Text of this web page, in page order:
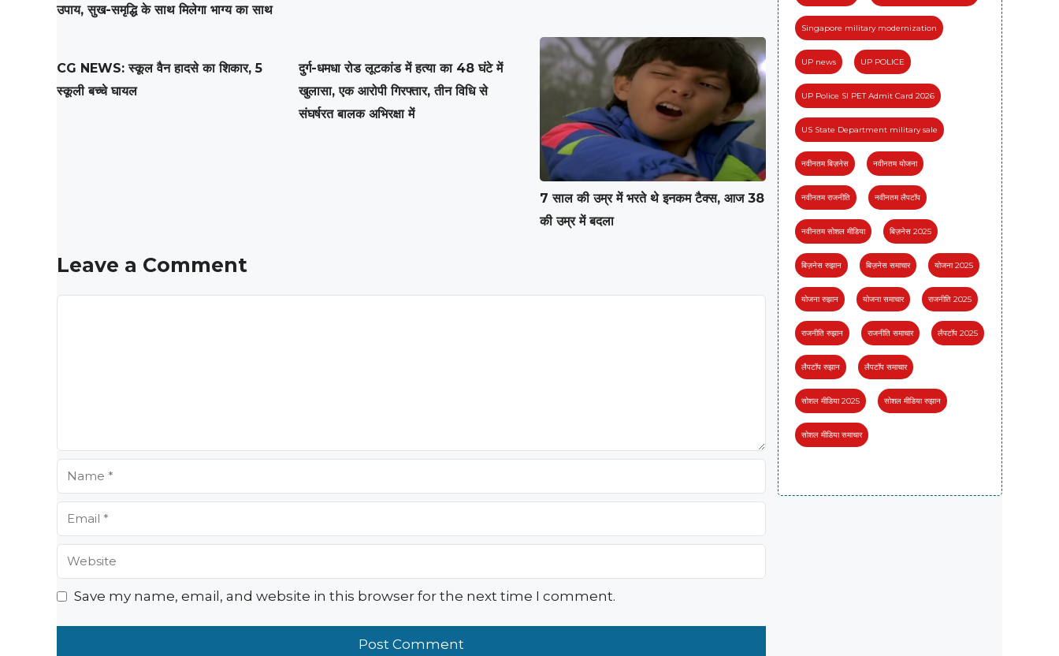
उपाय, सुख-समृद्धि के साथ मिलेगा भाग्य का साथ
CG NEWS: स्कूल वैन हादसे का शिकार, 5
स्कूली बच्चे घायल
दुर्ग-धमधा रोड लूटकांड में हत्या का 48 घंटे में
खुलासा, एक आरोपी गिरफ्तार, तीन विधि से
संघर्षरत बालक अभिरक्षा में
7 साल की उम्र में भरते थे इनकम टैक्स, आज 38
की उम्र में बदला
Leave a Comment
Save my name, email, and website in this browser for the next time I comment.
Singapore military modernization
UP news UP POLICE
UP Police SI PET Admit Card 2026
US State Department military sale
नवीनतम बिज़नेस नवीनतम योजना
नवीनतम राजनीति नवीनतम लैपटॉप
नवीनतम सोशल मीडिया बिज़नेस 2025
बिज़नेस रुझान बिज़नेस समाचार योजना 2025
योजना रुझान योजना समाचार राजनीति 2025
राजनीति रुझान राजनीति समाचार लैपटॉप 2025
लैपटॉप रुझान लैपटॉप समाचार
सोशल मीडिया 2025 सोशल मीडिया रुझान
सोशल मीडिया समाचार